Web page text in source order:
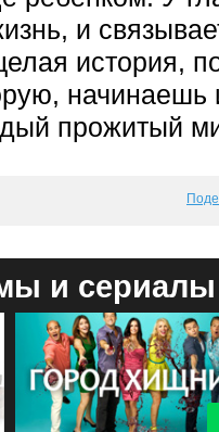
и
история,
начинаешь
прожитый
и сериалы